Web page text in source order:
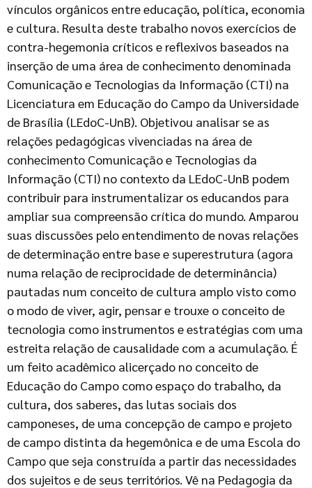
vínculos orgânicos entre educação, política, economia
e cultura. Resulta deste trabalho novos exercícios de
contra-hegemonia críticos e reflexivos baseados na
inserção de uma área de conhecimento denominada
Comunicação e Tecnologias da Informação (CTI) na
Licenciatura em Educação do Campo da Universidade
de Brasília (LEdoC-UnB). Objetivou analisar se as
relações pedagógicas vivenciadas na área de
conhecimento Comunicação e Tecnologias da
Informação (CTI) no contexto da LEdoC-UnB podem
contribuir para instrumentalizar os educandos para
ampliar sua compreensão crítica do mundo. Amparou
suas discussões pelo entendimento de novas relações
de determinação entre base e superestrutura (agora
numa relação de reciprocidade de determinância)
pautadas num conceito de cultura amplo visto como
o modo de viver, agir, pensar e trouxe o conceito de
tecnologia como instrumentos e estratégias com uma
estreita relação de causalidade com a acumulação. É
um feito acadêmico alicerçado no conceito de
Educação do Campo como espaço do trabalho, da
cultura, dos saberes, das lutas sociais dos
camponeses, de uma concepção de campo e projeto
de campo distinta da hegemônica e de uma Escola do
Campo que seja construída a partir das necessidades
dos sujeitos e de seus territórios. Vê na Pedagogia da